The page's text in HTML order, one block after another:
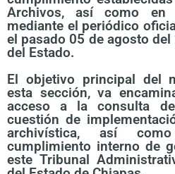
Archivos, así como en
mediante el periódico
el pasado 05 de agosto
del Estado.
El objetivo principal del
esta sección, va
acceso a la consulta
cuestión de
archivística, así
cumplimiento interno de
este Tribunal